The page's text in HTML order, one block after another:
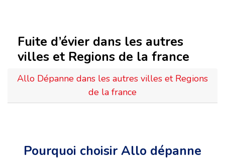
Fuite d’évier dans les autres
villes et Regions de la france
Allo Dépanne dans les autres villes et Regions
de la france
Pourquoi choisir Allo dépanne